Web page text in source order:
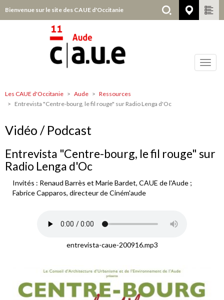
au
Bienvenue sur le site des CAUE d'Occitanie Aude
Aude
Les CAUE d'Occitanie Aude
Ressources
Entrevista "Centre-bourg, le fil rouge" sur Radio Lenga d'Oc
Vidéo / Podcast
Entrevista "Centre-bourg, le fil rouge" sur
Radio Lenga d'Oc
Invités : Renaud Barrès et Marie Bardet, CAUE de l'Aude ;
Fabrice Capparos, directeur de Ciném'aude
entrevista-caue-200916.mp3